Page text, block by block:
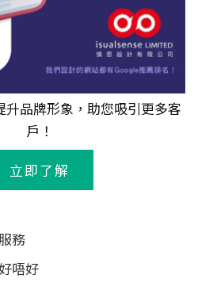
升品牌形象，助您吸引更多客
戶！
立即了解
務
唔好